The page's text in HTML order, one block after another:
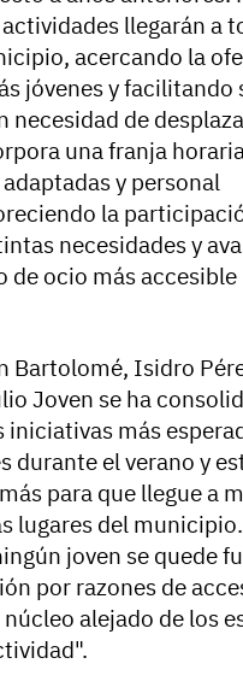
llegarán a
acercando la
jóvenes y facilitando
necesidad de
una franja
y personal
la
necesidades y
de ocio más accesible
Bartolomé, Isidro
Joven se ha
iniciativas más
durante el verano y
para que llegue a
lugares del
joven se quede
por razones de
alejado de los